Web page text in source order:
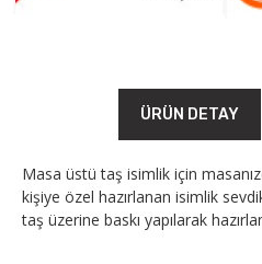
ÜRÜN DETAY
Masa üstü taş isimlik için
kişiye özel hazırlanan isimlik
taş üzerine baskı yapılarak